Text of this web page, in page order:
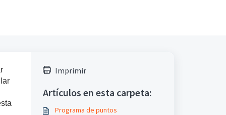
Imprimir
Artículos en esta carpeta:
Programa de puntos